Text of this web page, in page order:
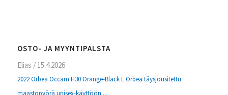
OSTO- JA MYYNTIPALSTA
Elias / 15.4.2026
2022 Orbea Occam H30 Orange-Black L Orbea täysjousitettu
maastopyörä unisex-käyttöön....